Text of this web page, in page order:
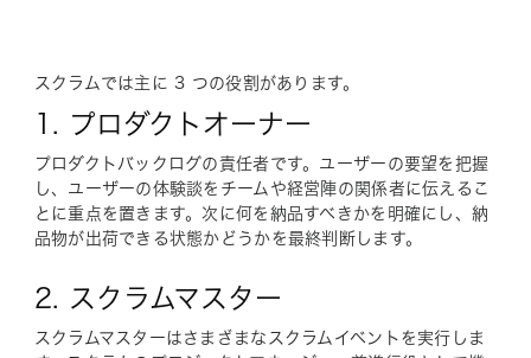
スクラムでは主に 3 つの役割があります。
1. プロダクトオーナー
プロダクトバックログの責任者です。ユーザーの要望を把握
し、ユーザーの体験談をチームや経営陣の関係者に伝えるこ
とに重点を置きます。次に何を納品すべきかを明確にし、納
品物が出荷できる状態かどうかを最終判断します。
2. スクラムマスター
スクラムマスターはさまざまなスクラムイベントを実行しま